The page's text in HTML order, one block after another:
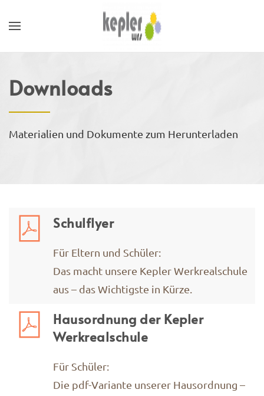
Downloads
Materialien und Dokumente zum Herunterladen
Schulflyer
Für Eltern und Schüler:
Das macht unsere Kepler Werkrealschule
aus – das Wichtigste in Kürze.
Hausordnung der Kepler
Werkrealschule
Für Schüler:
Die pdf-Variante unserer Hausordnung –